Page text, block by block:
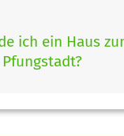
ich ein Haus